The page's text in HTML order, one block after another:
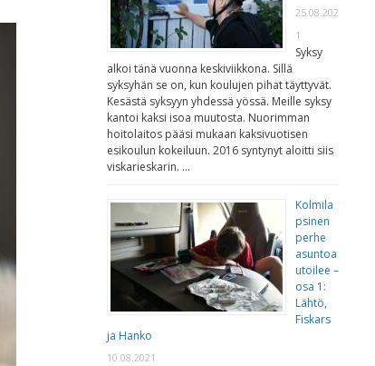
25.08.202
1
Syksy
alkoi tänä vuonna keskiviikkona. Sillä
syksyhän se on, kun koulujen pihat täyttyvät.
Kesästä syksyyn yhdessä yössä. Meille syksy
kantoi kaksi isoa muutosta. Nuorimman
hoitolaitos pääsi mukaan kaksivuotisen
esikoulun kokeiluun. 2016 syntynyt aloitti siis
viskarieskarin. …
Kolmila
psinen
perhe
asuntoa
utoilee –
osa 1:
Lähtö,
Fiskars
ja Hanko
10.08.2021